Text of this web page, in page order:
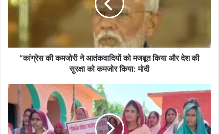
आतंकवादियों
मजबूत
और
को
किया:
“कांग्रेस की कमजोरी ने आतंकवादियों को मजबूत किया और देश की
सुरक्षा को कमजोर किया: मोदी
MADHUBANI:-
सेविकाओं
निकला